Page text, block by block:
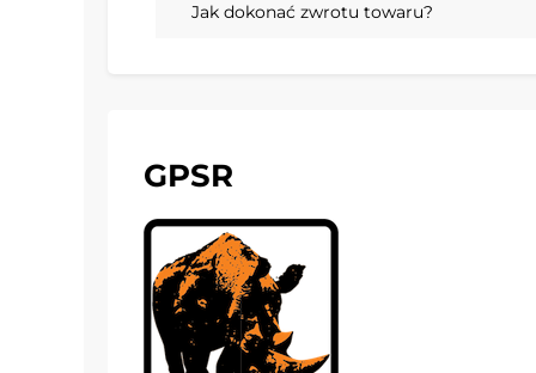
Jak dokonać zwrotu towaru?
GPSR